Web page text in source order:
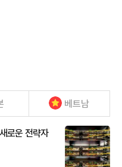
베트남
로운 전략자